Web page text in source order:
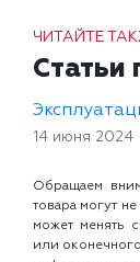
ЧИТАЙТЕ
Статьи
14 июня 2024
Обращаем
товара могут
может менять
или